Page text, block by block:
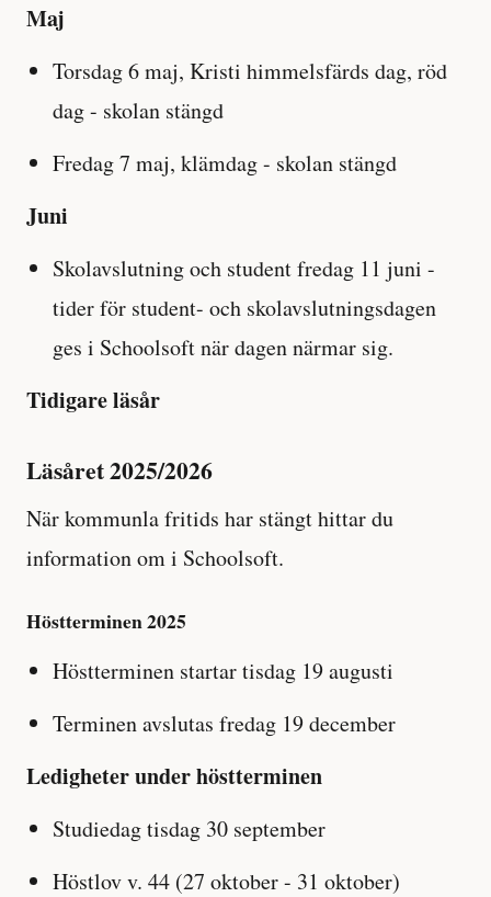
Maj
Torsdag 6 maj, Kristi himmelsfärds dag, röd
dag - skolan stängd
Fredag 7 maj, klämdag - skolan stängd
Juni
Skolavslutning och student fredag 11 juni -
tider för student- och skolavslutningsdagen
ges i Schoolsoft när dagen närmar sig.
Tidigare läsår
Läsåret 2025/2026
När kommunla fritids har stängt hittar du
information om i Schoolsoft.
Höstterminen 2025
Höstterminen startar tisdag 19 augusti
Terminen avslutas fredag 19 december
Ledigheter under höstterminen
Studiedag tisdag 30 september
Höstlov v. 44 (27 oktober - 31 oktober)